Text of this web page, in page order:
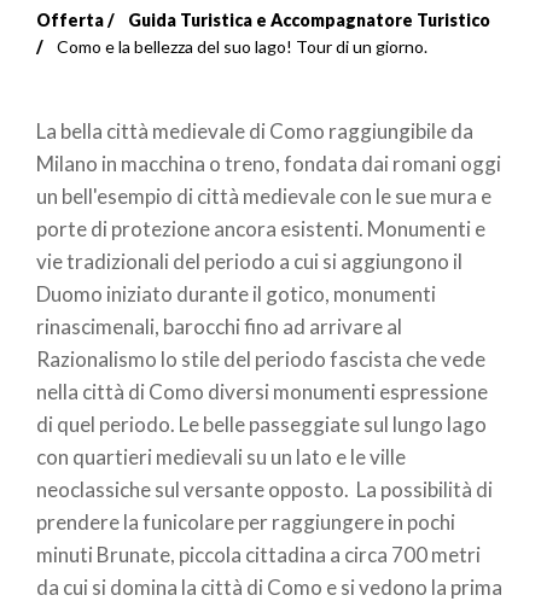
Briciole
pane
Offerta
Guida Turistica e Accompagnatore Turistico
Como e la bellezza del suo lago! Tour di un giorno.
La bella città medievale di Como raggiungibile da
Milano in macchina o treno, fondata dai romani oggi
un bell'esempio di città medievale con le sue mura e
porte di protezione ancora esistenti. Monumenti e
vie tradizionali del periodo a cui si aggiungono il
Duomo iniziato durante il gotico, monumenti
rinascimenali, barocchi fino ad arrivare al
Razionalismo lo stile del periodo fascista che vede
nella città di Como diversi monumenti espressione
di quel periodo. Le belle passeggiate sul lungo lago
con quartieri medievali su un lato e le ville
neoclassiche sul versante opposto. La possibilità di
prendere la funicolare per raggiungere in pochi
minuti Brunate, piccola cittadina a circa 700 metri
da cui si domina la città di Como e si vedono la prima